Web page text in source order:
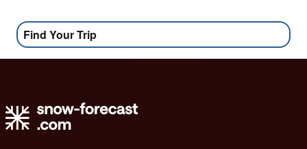
Find Your Trip